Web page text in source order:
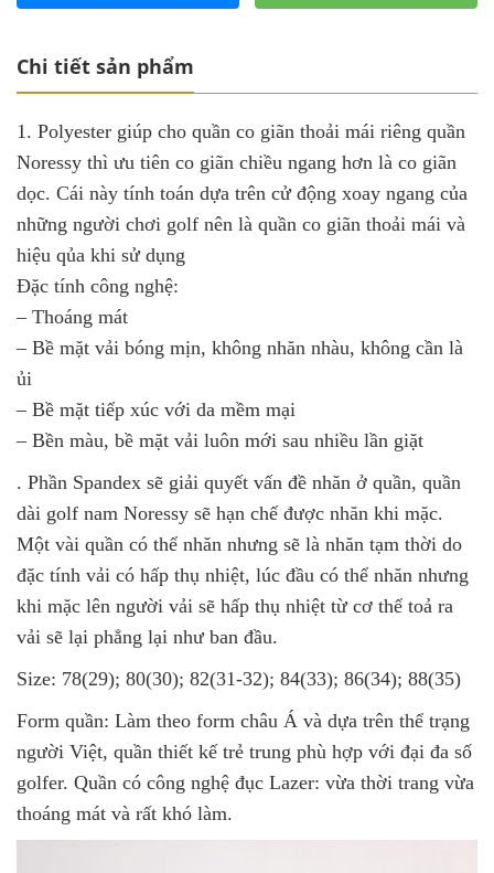
Chi tiết sản phẩm
1. Polyester giúp cho quần co giãn thoải mái riêng quần
Noressy thì ưu tiên co giãn chiều ngang hơn là co giãn
dọc. Cái này tính toán dựa trên cử động xoay ngang của
những người chơi golf nên là quần co giãn thoải mái và
hiệu qủa khi sử dụng
Đặc tính công nghệ:
– Thoáng mát
– Bề mặt vải bóng mịn, không nhăn nhàu, không cần là
ủi
– Bề mặt tiếp xúc với da mềm mại
– Bền màu, bề mặt vải luôn mới sau nhiều lần giặt
. Phần Spandex sẽ giải quyết vấn đề nhăn ở quần, quần
dài golf nam Noressy sẽ hạn chế được nhăn khi mặc.
Một vài quần có thể nhăn nhưng sẽ là nhăn tạm thời do
đặc tính vải có hấp thụ nhiệt, lúc đầu có thể nhăn nhưng
khi mặc lên người vải sẽ hấp thụ nhiệt từ cơ thể toả ra
vải sẽ lại phẳng lại như ban đầu.
Size: 78(29); 80(30); 82(31-32); 84(33); 86(34); 88(35)
Form quần: Làm theo form châu Á và dựa trên thể trạng
người Việt, quần thiết kế trẻ trung phù hợp với đại đa số
golfer. Quần có công nghệ đục Lazer: vừa thời trang vừa
thoáng mát và rất khó làm.